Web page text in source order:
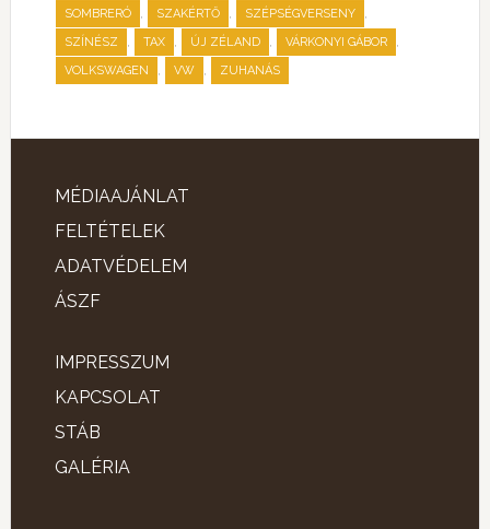
SOMBRERÓ , SZAKÉRTŐ , SZÉPSÉGVERSENY ,
SZÍNÉSZ , TAX , ÚJ ZÉLAND , VÁRKONYI GÁBOR ,
VOLKSWAGEN , VW , ZUHANÁS
MÉDIAAJÁNLAT
FELTÉTELEK
ADATVÉDELEM
ÁSZF
IMPRESSZUM
KAPCSOLAT
STÁB
GALÉRIA